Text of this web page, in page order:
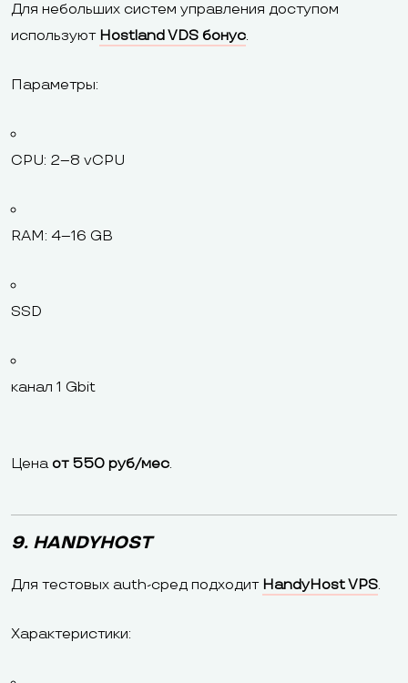
Для небольших систем управления доступом
используют Hostland VDS бонус.
Параметры:
CPU: 2–8 vCPU
RAM: 4–16 GB
SSD
канал 1 Gbit
Цена от 550 руб/мес.
9. HANDYHOST
Для тестовых auth-сред подходит HandyHost VPS.
Характеристики: